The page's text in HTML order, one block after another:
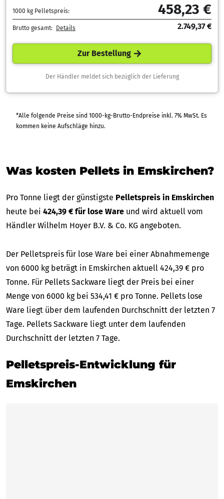
1000 kg Pelletspreis: 458,23 €
Brutto gesamt: Details 2.749,37 €
Zur Bestellung
Der Händler meldet sich bezüglich der Lieferung
*Alle folgende Preise sind 1000-kg-Brutto-Endpreise inkl. 7% MwSt. Es
kommen keine Aufschläge hinzu.
Was kosten Pellets in Emskirchen?
Pro Tonne liegt der günstigste Pelletspreis in Emskirchen
heute bei 424,39 € für lose Ware und wird aktuell vom
Händler Wilhelm Hoyer B.V. & Co. KG angeboten.
Der Pelletspreis für lose Ware bei einer Abnahmemenge
von 6000 kg beträgt in Emskirchen aktuell 424,39 € pro
Tonne. Für Pellets Sackware liegt der Preis bei einer
Menge von 6000 kg bei 534,41 € pro Tonne. Pellets lose
Ware liegt über dem laufenden Durchschnitt der letzten 7
Tage. Pellets Sackware liegt unter dem laufenden
Durchschnitt der letzten 7 Tage.
Pelletspreis-Entwicklung für
Emskirchen